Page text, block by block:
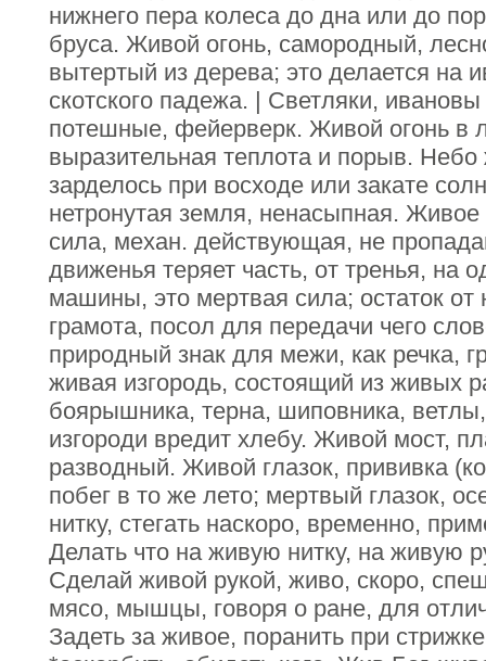
нижнего пера колеса до дна или до
бруса. Живой огонь, самородный,
вытертый из дерева; это делается на
скотского падежа. | Светляки,
потешные, фейерверк. Живой огонь в
выразительная теплота и порыв.
зарделось при восходе или закате
нетронутая земля, ненасыпная.
сила, механ. действующая, не
движенья теряет часть, от тренья, на
машины, это мертвая сила; остаток
грамота, посол для передачи чего
природный знак для межи, как речка,
живая изгородь, состоящий из живых
боярышника, терна, шиповника,
изгороди вредит хлебу. Живой мост,
разводный. Живой глазок, прививка
побег в то же лето; мертвый глазок,
нитку, стегать наскоро, временно,
Делать что на живую нитку, на живую
Сделай живой рукой, живо, скоро,
мясо, мышцы, говоря о ране, для
Задеть за живое, поранить при